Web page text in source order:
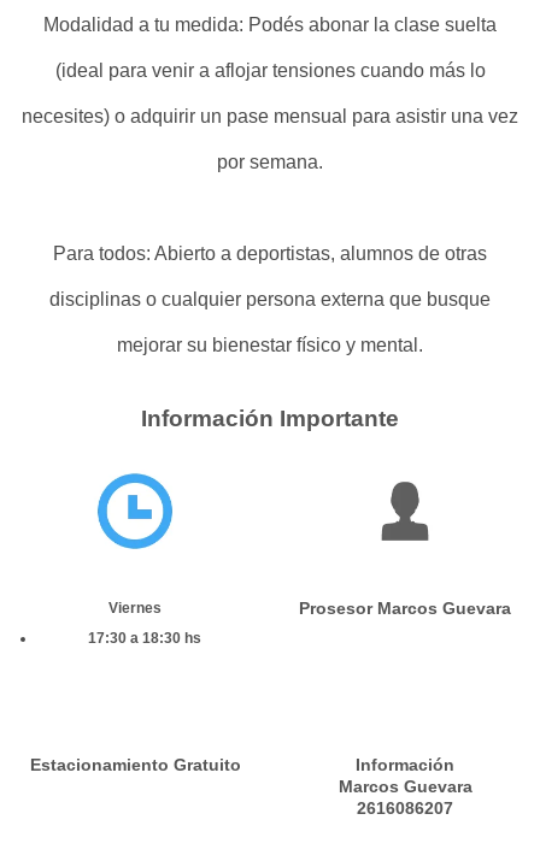
Modalidad a tu medida: Podés abonar la clase suelta
(ideal para venir a aflojar tensiones cuando más lo
necesites) o adquirir un pase mensual para asistir una vez
por semana.
Para todos: Abierto a deportistas, alumnos de otras
disciplinas o cualquier persona externa que busque
mejorar su bienestar físico y mental.
Información Importante
Viernes
17:30 a 18:30 hs
Prosesor Marcos Guevara
Estacionamiento Gratuito
Información
Marcos Guevara
2616086207